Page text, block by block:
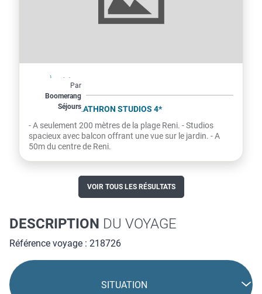
À partir de
424€
par personne
Par
Boomerang
Séjours
Grèce
STAVROS MELATHRON STUDIOS 4*
- A seulement 200 mètres de la plage Reni. - Studios
spacieux avec balcon offrant une vue sur le jardin. - A
50m du centre de Reni.
VOIR TOUS LES RÉSULTATS
DESCRIPTION DU VOYAGE
Référence voyage : 218726
SITUATION